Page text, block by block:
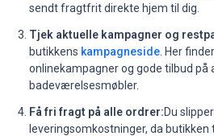
sendt fragtfrit direkte hjem til dig.
Tjek aktuelle kampagner og
butikkens kampagneside . Her
onlinekampagner og gode tilbud på
badeværelsesmøbler.
Få fri fragt på alle ordrer:Du
leveringsomkostninger, da